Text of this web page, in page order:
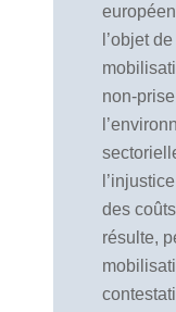
l’objet
non-
des
résulte,